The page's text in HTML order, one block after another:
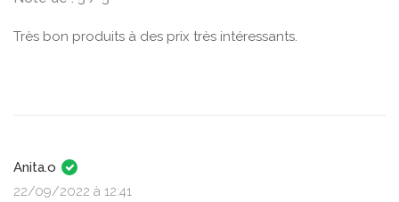
Très bon produits à des prix très intéressants.
Anita.o
22/09/2022 à 12:41